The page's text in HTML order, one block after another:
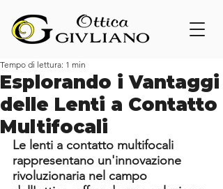
Esplorando i Vantaggi
delle Lenti a Contatto
Multifocali
Tempo di lettura: 1 min
Le lenti a contatto multifocali
rappresentano un'innovazione
rivoluzionaria nel campo